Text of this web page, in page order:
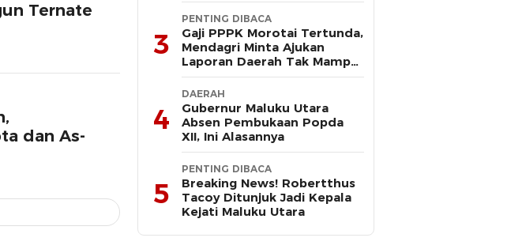
Ternate
dan As-
3
PENTING DIBACA
Gaji PPPK Morotai Tertunda,
Mendagri Minta Ajukan
Laporan Daerah Tak Mampu
Bayar Pegawai
4
DAERAH
Gubernur Maluku Utara
Absen Pembukaan Popda
XII, Ini Alasannya
5
PENTING DIBACA
Breaking News! Robertthus
Tacoy Ditunjuk Jadi Kepala
Kejati Maluku Utara